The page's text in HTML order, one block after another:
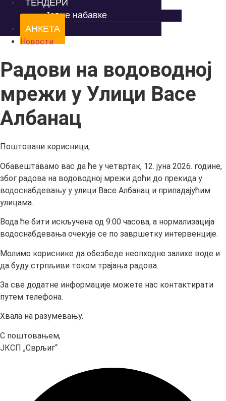
ТЕНДЕРИ
Јавне набавке
АНКЕТА
Новости
Радови на водоводној
мрежи у Улици Васе
Албанац
Поштовани корисници,
Обавештавамо вас да ће у четвртак, 12. јуна 2026. године,
због радова на водоводној мрежи доћи до прекида у
водоснабдевању у улици Васе Албанац и припадајућим
улицама.
Вода ће бити искључена од 9:00 часова, а нормализација
водоснабдевања очекује се по завршетку интервенције.
Молимо кориснике да обезбеде неопходне залихе воде и
да буду стрпљиви током трајања радова.
За све додатне информације можете нас контактирати
путем телефона.
Хвала на разумевању.
С поштовањем,
ЈКСП „Сврљиг“